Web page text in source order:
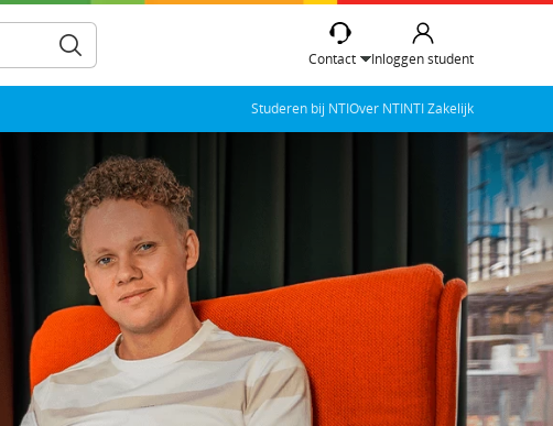
Contact Inloggen student
Studeren bij NTIOver NTINTI Zakelijk